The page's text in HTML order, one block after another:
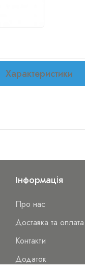
Характеристики
Інформація
Про нас
Доставка та оплата
Контакти
Додаток